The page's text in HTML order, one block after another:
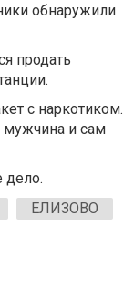
обнаружили
продать
с наркотиком.
мужчина и сам
дело.
ЕЛИЗОВО